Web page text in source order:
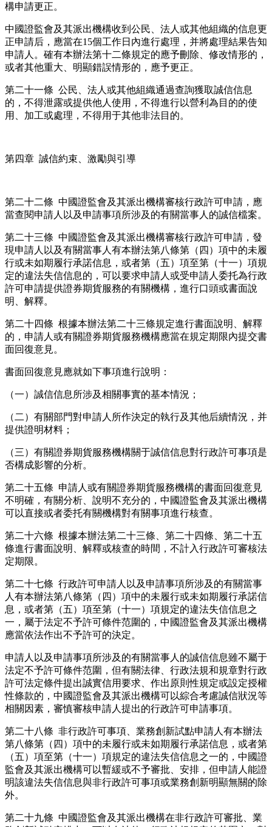
構申請更正。
中國證監會及其派出機構收到公民、法人或其他組織的信息更
正申請后，應當在15個工作日內進行處理，并將處理結果告知
申請人。確有本辦法第十二條規定的應予刪除、修改情形的，
或者其他重大、明顯錯誤情形的，應予更正。
第二十一條 公民、法人或其他組織通過查詢獲取誠信信息
的，不得泄露或提供他人使用，不得進行以營利為目的的使
用、加工或處理，不得用于其他非法目的。
第四章 誠信約束、激勵與引導
第二十二條 中國證監會及其派出機構審核行政許可申請，應
當查閱申請人以及申請事項所涉及的有關當事人的誠信檔案。
第二十三條 中國證監會及其派出機構審核行政許可申請，發
現申請人以及有關當事人有本辦法第八條第（四）項中的未履
行或未如期履行承諾信息，或者第（五）項至第（十一）項規
定的違法失信信息的，可以要求申請人或受申請人委托為行政
許可申請提供證券期貨服務的有關機構，進行口頭或書面說
明、解釋。
第二十四條 根據本辦法第二十三條規定進行書面說明、解釋
的，申請人或有關證券期貨服務機構應當在規定期限內提交書
面回復意見。
書面回復意見應就如下事項進行說明：
（一）誠信信息所涉及相關事實的基本情況；
（二）有關部門對申請人所作決定的執行及其他后續情況，并
提供證明材料；
（三）有關證券期貨服務機構關于誠信信息對行政許可事項是
否構成影響的分析。
第二十五條 申請人或有關證券期貨服務機構的書面回復意見
不明確，有關分析、說明不充分的，中國證監會及其派出機構
可以直接或者委托有關機構對有關事項進行核查。
第二十六條 根據本辦法第二十三條、第二十四條、第二十五
條進行書面說明、解釋或核查的時間，不計入行政許可審核法
定期限。
第二十七條 行政許可申請人以及申請事項所涉及的有關當事
人有本辦法第八條第（四）項中的未履行或未如期履行承諾信
息，或者第（五）項至第（十一）項規定的違法失信信息之
一，屬于法定不予許可條件范圍的，中國證監會及其派出機構
應當依法作出不予許可的決定。
申請人以及申請事項所涉及的有關當事人的誠信信息雖不屬于
法定不予許可條件范圍，但有關法律、行政法規和規章對行政
許可法定條件提出誠實信用要求、作出原則性規定或設定授權
性條款的，中國證監會及其派出機構可以綜合考慮誠信狀況等
相關因素，審慎審核申請人提出的行政許可申請事項。
第二十八條 非行政許可事項、業務創新試點申請人有本辦法
第八條第（四）項中的未履行或未如期履行承諾信息，或者第
（五）項至第（十一）項規定的違法失信信息之一的，中國證
監會及其派出機構可以暫緩或不予審批、安排，但申請人能證
明該違法失信信息與非行政許可事項或業務創新明顯無關的除
外。
第二十九條 中國證監會及其派出機構在非行政許可審批、業